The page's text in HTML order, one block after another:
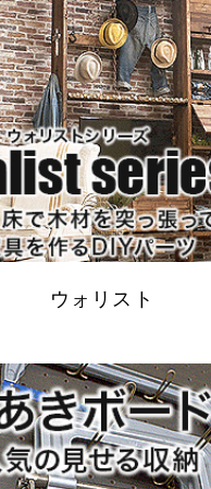
ウォリスト